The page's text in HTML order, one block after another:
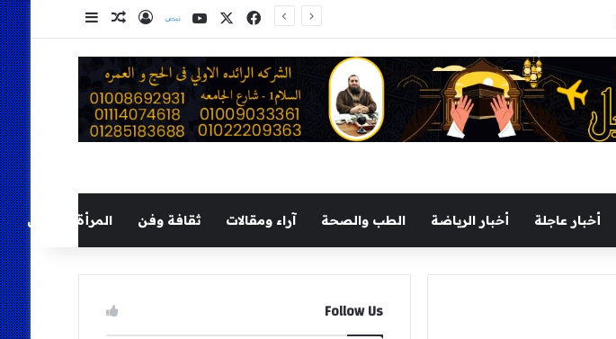
فيسبوك
‫X
‫YouTube
نلضتسجيل الدخول
مقال عشوائي
إضافة عمود
أخبار عاجلة أخبار الرياضة الطب والصحة آراء ومقالات ثقافة وفن المرأة والطفل
Follow Us